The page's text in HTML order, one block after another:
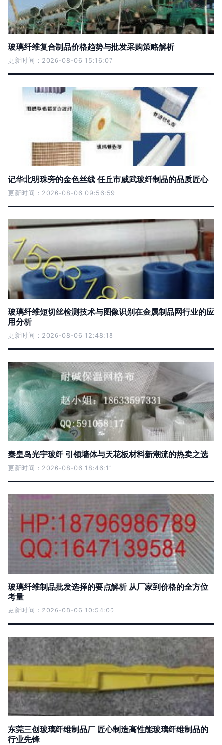
玻璃纤维复合制品价格趋势与批发采购策略解析
更新时间：2026-08-06 15:16:07
记华北明珠旁的金色丝线 任丘市威武玻纤制品的品质匠心
更新时间：2026-08-06 09:56:59
玻璃纤维短切丝检测技术与图像识别在金属制品网行业的应
用分析
更新时间：2026-08-06 12:48:18
秦皇岛光宇玻纤 引领墙体与天花板材料新潮流的热卖之选
更新时间：2026-08-06 18:46:11
玻璃纤维制品批发选择的要点解析 从厂家到价格的全方位
考量
更新时间：2026-08-06 10:54:06
东莞三创玻璃纤维制品厂 匠心制造高性能玻璃纤维制品的
行业先锋